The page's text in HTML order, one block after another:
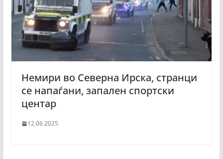
Немири во Северна Ирска, странци
се напаѓани, запален спортски
центар
12.06.2025